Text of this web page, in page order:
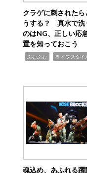
クラゲに刺されたら
うする？ 真水で洗
のはNG、正しい応
置を知っておこう
ふむふむ ライフスタイ
魂込め、あふれる躍